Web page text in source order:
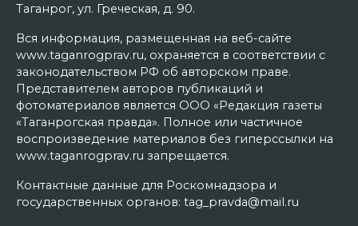
Таганрог, ул. Греческая, д. 90.
Вся информация, размещенная на веб-сайте
www.taganrogprav.ru, охраняется в соответствии с
законодательством РФ об авторском праве.
Представителем авторов публикаций и
фотоматериалов является ООО «Редакция газеты
«Таганрогская правда». Полное или частичное
воспроизведение материалов без гиперссылки на
www.taganrogprav.ru запрещается.
Контактные данные для Роскомнадзора и
государственных органов: tag_pravda@mail.ru